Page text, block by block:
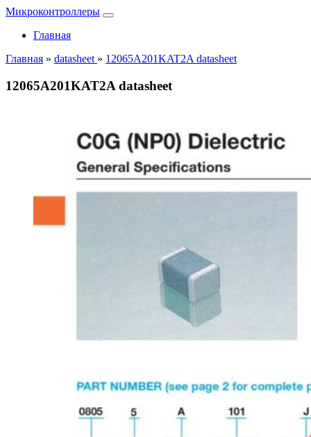
Микроконтроллеры
Главная
Главная » datasheet » 12065A201KAT2A datasheet
12065A201KAT2A datasheet